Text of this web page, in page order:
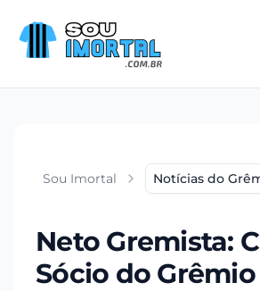
Sou Imortal Notícias do
Neto Gremista:
Sócio do Grêmio